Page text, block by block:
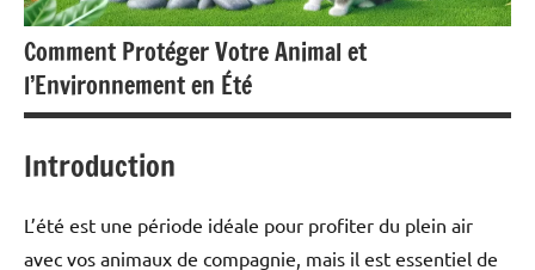
Comment Protéger Votre Animal et
l’Environnement en Été
Introduction
L’été est une période idéale pour profiter du plein air
avec vos animaux de compagnie, mais il est essentiel de